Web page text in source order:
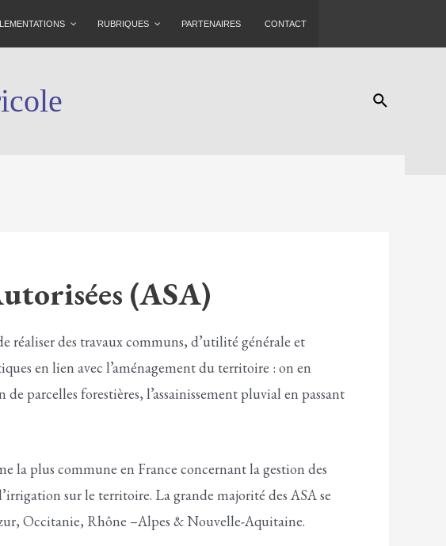
RUBRIQUES PARTENAIRES CONTACT
Rechercher
(ASA)
réaliser des travaux communs, d’utilité générale et
en lien avec l’aménagement du territoire : on en
parcelles forestières, l’assainissement pluvial en passant
la plus commune en France concernant la gestion des
sur le territoire. La grande majorité des ASA se
Occitanie, Rhône –Alpes & Nouvelle-Aquitaine.